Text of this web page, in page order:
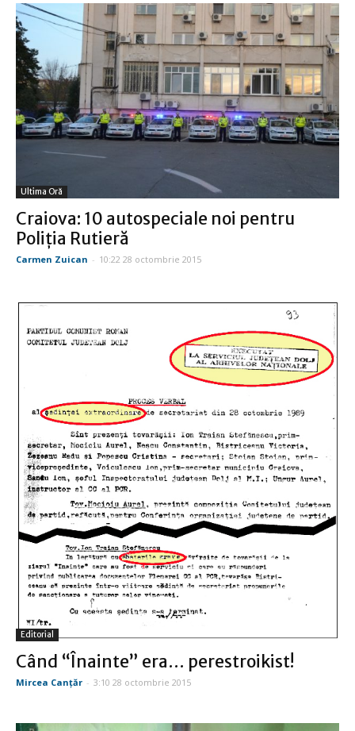
Ultima Oră
Craiova: 10 autospeciale noi pentru
Poliția Rutieră
Carmen Zuican - 10:22 28 octombrie 2015
Editorial
Când “Înainte” era… perestroikist!
Mircea Canţăr - 3:10 28 octombrie 2015